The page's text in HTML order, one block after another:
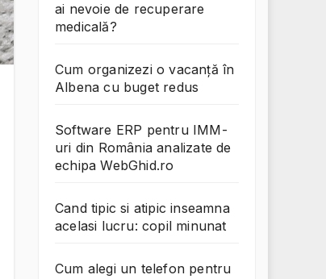
ai nevoie de recuperare
medicală?
Cum organizezi o vacanță în
Albena cu buget redus
Software ERP pentru IMM-
uri din România analizate de
echipa WebGhid.ro
Cand tipic si atipic inseamna
acelasi lucru: copil minunat
Cum alegi un telefon pentru